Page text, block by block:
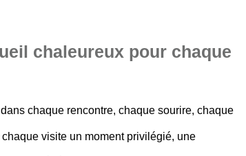
chaleureux pour chaque
chaque rencontre, chaque sourire, chaque
visite un moment privilégié, une